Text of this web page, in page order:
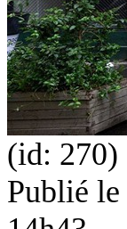
(id: 270)
Publié le